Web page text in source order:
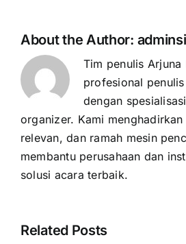
About the Author:
Tim penulis Arjuna
profesional
dengan
organizer. Kami
relevan, dan ramah mesin
membantu perusahaan dan
solusi acara terbaik.
Related Posts